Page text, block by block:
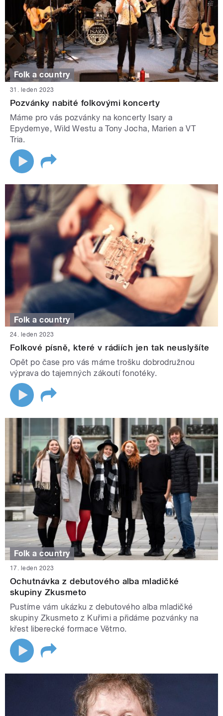
Folk a country
31. leden 2023
Pozvánky nabité folkovými koncerty
Máme pro vás pozvánky na koncerty Isary a
Epydemye, Wild Westu a Tony Jocha, Marien a VT
Tria.
Folk a country
24. leden 2023
Folkové písně, které v rádiích jen tak neuslyšíte
Opět po čase pro vás máme trošku dobrodružnou
výprava do tajemných zákoutí fonotéky.
Folk a country
17. leden 2023
Ochutnávka z debutového alba mladičké
skupiny Zkusmeto
Pustíme vám ukázku z debutového alba mladičké
skupiny Zkusmeto z Kuřimi a přidáme pozvánky na
křest liberecké formace Větrno.